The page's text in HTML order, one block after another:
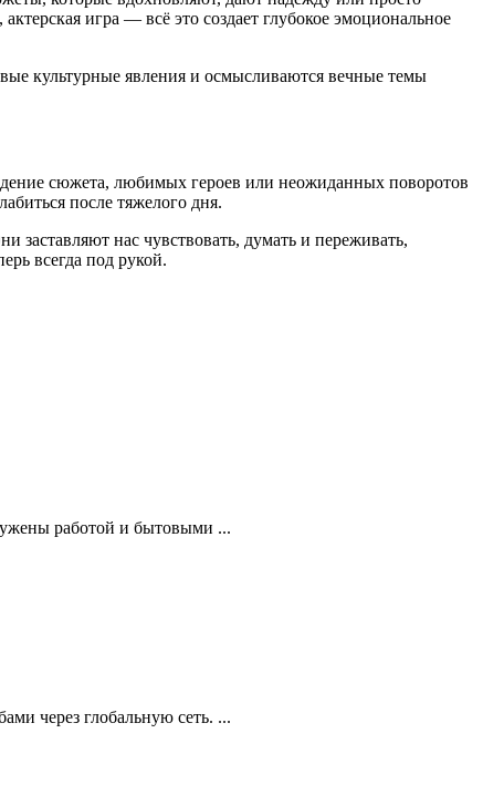
игра — всё это создает глубокое эмоциональное
культурные явления и осмысливаются вечные темы
сюжета, любимых героев или неожиданных поворотов
после тяжелого дня.
заставляют нас чувствовать, думать и переживать,
всегда под рукой.
работой и бытовыми ...
через глобальную сеть. ...